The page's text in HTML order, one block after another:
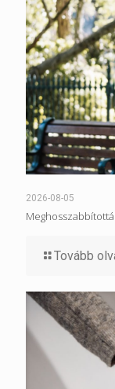
2026-08-05
Tovább